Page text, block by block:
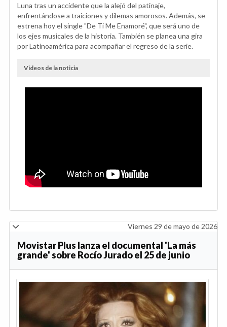
Luna tras un accidente que la alejó del patinaje,
enfrentándose a traiciones y dilemas amorosos. Además, se
estrena hoy el single "De Ti Me Enamoré", que será uno de
los ejes musicales de la historia. También se planea una gira
por Latinoamérica para acompañar el regreso de la serie.
Videos de la noticia
Viernes 29 de mayo de 2026
Movistar Plus lanza el documental 'La más
grande' sobre Rocío Jurado el 25 de junio